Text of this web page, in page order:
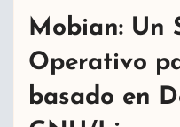
Mobian: Un
Operativo
basado en